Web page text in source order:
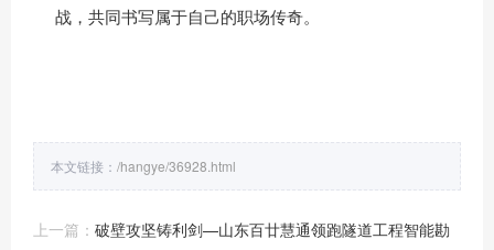
战，共同书写属于自己的职场传奇。
本文链接： /hangye/36928.html
上一篇： 破壁攻坚铸利剑—山东百廿慧通领跑隧道工程智能勘